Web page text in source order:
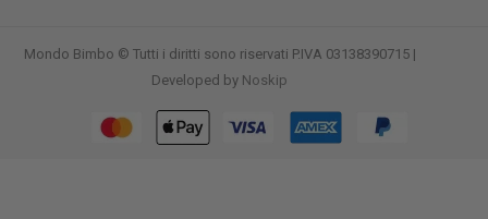
Mondo Bimbo © Tutti i diritti sono riservati P.IVA 03138390715 |
Developed by Noskip